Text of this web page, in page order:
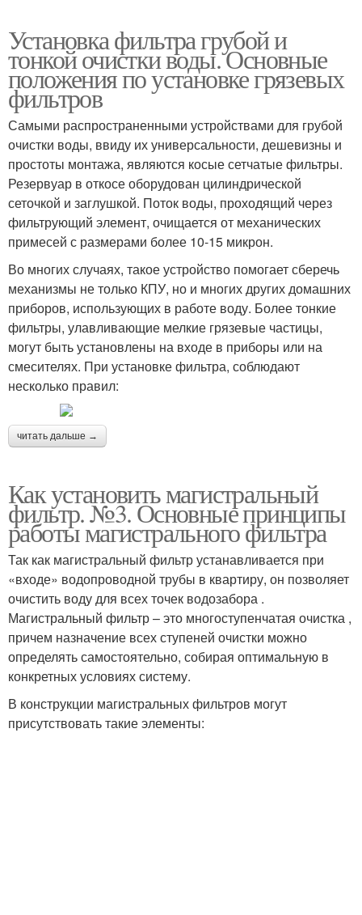
Установка фильтра грубой и
тонкой очистки воды. Основные
положения по установке грязевых
фильтров
Самыми распространенными устройствами для грубой
очистки воды, ввиду их универсальности, дешевизны и
простоты монтажа, являются косые сетчатые фильтры.
Резервуар в откосе оборудован цилиндрической
сеточкой и заглушкой. Поток воды, проходящий через
фильтрующий элемент, очищается от механических
примесей с размерами более 10-15 микрон.
Во многих случаях, такое устройство помогает сберечь
механизмы не только КПУ, но и многих других домашних
приборов, использующих в работе воду. Более тонкие
фильтры, улавливающие мелкие грязевые частицы,
могут быть установлены на входе в приборы или на
смесителях. При установке фильтра, соблюдают
несколько правил:
читать дальше →
Как установить магистральный
фильтр. №3. Основные принципы
работы магистрального фильтра
Так как магистральный фильтр устанавливается при
«входе» водопроводной трубы в квартиру, он позволяет
очистить воду для всех точек водозабора .
Магистральный фильтр – это многоступенчатая очистка ,
причем назначение всех ступеней очистки можно
определять самостоятельно, собирая оптимальную в
конкретных условиях систему.
В конструкции магистральных фильтров могут
присутствовать такие элементы: